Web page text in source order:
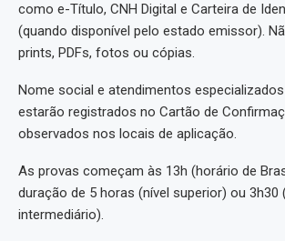
como e-Título, CNH Digital e Carteira de
(quando disponível pelo estado emissor).
prints, PDFs, fotos ou cópias.
Nome social e atendimentos
estarão registrados no Cartão de
observados nos locais de aplicação.
As provas começam às 13h (horário de
duração de 5 horas (nível superior) ou 3h30
intermediário).